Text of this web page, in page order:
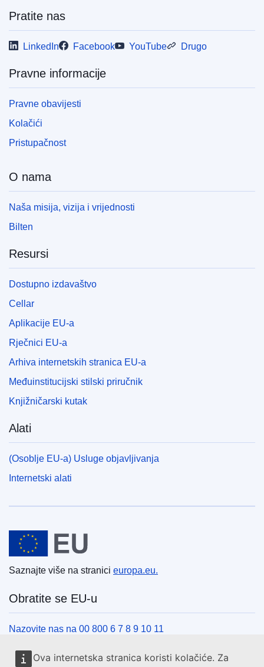
Ova internetska stranica koristi kolačiće. Za
Pratite nas
LinkedIn Facebook YouTube Drugo
Pravne informacije
Pravne obavijesti
Kolačići
Pristupačnost
O nama
Naša misija, vizija i vrijednosti
Bilten
Resursi
Dostupno izdavaštvo
Cellar
Aplikacije EU-a
Rječnici EU-a
Arhiva internetskih stranica EU-a
Međuinstitucijski stilski priručnik
Knjižničarski kutak
Alati
(Osoblje EU-a) Usluge objavljivanja
Internetski alati
Europska unija
Saznajte više na stranici europa.eu.
Obratite se EU-u
Nazovite nas na 00 800 6 7 8 9 10 11
Uspostavite telefonsku vezu na drugi način